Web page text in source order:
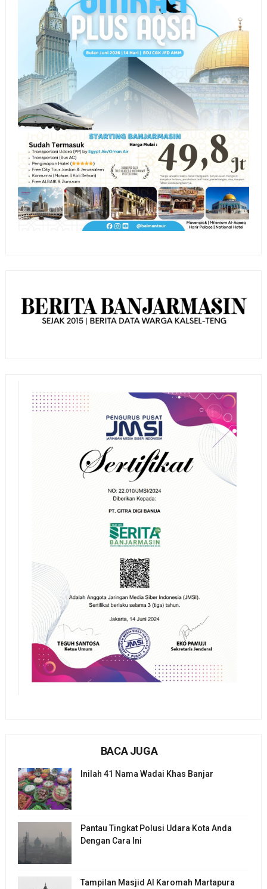
BACA JUGA
Inilah 41 Nama Wadai Khas Banjar
Pantau Tingkat Polusi Udara Kota Anda
Dengan Cara Ini
Tampilan Masjid Al Karomah Martapura